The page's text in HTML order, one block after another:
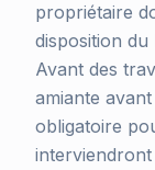
propriétaire
disposition du
Avant des
amiante
obligatoire